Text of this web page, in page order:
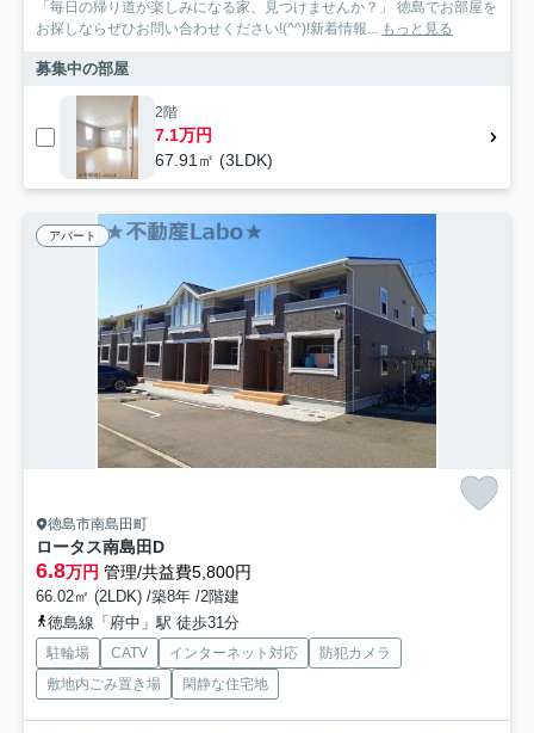
「毎日の帰り道が楽しみになる家、見つけませんか？」 徳島でお部屋を
お探しならぜひお問い合わせください!(^^)!新着情報... もっと見る
募集中の部屋
2階
7.1万円
67.91㎡ (3LDK)
アパート
徳島市南島田町
ロータス南島田D
6.8万円 管理/共益費5,800円
66.02㎡ (2LDK) /築8年 /2階建
徳島線「府中」駅 徒歩31分
駐輪場 CATV インターネット対応
防犯カメラ
敷地内ごみ置き場
閑静な住宅地